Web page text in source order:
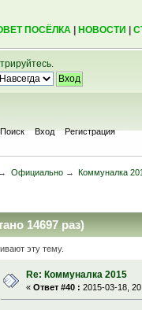
ПОСЁЛКА| НОВОСТИ
.
Поиск Вход Регистрация
→ Официально→ Коммуналка
14697 раз)
эту тему.
Re: Коммуналка 2015
« Ответ #40 : 2015-03-18,